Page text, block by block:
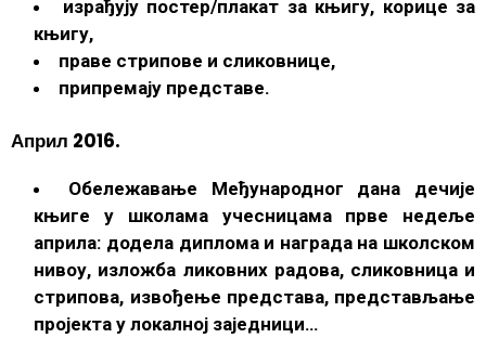
израђују постер/плакат за књигу, корице за
књигу,
праве стрипове и сликовнице,
припремају представе.
Април 2016.
Обележавање Међународног дана дечије
књиге у школама учесницама прве недеље
априла: додела диплома и награда на школском
нивоу, изложба ликовних радова, сликовница и
стрипова, извођење представа, представљање
пројекта у локалној заједници…